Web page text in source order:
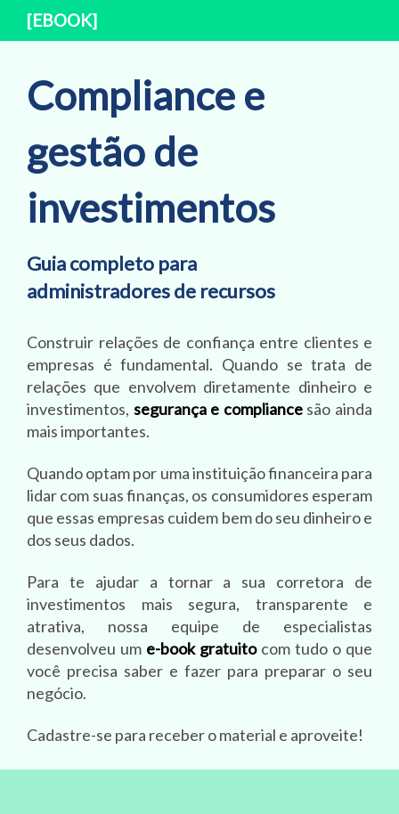
[EBOOK]
Compliance e
gestão de
investimentos
Guia completo para
administradores de recursos
Construir relações de confiança entre clientes e
empresas é fundamental. Quando se trata de
relações que envolvem diretamente dinheiro e
investimentos, segurança e compliance são ainda
mais importantes.
Quando optam por uma instituição financeira para
lidar com suas finanças, os consumidores esperam
que essas empresas cuidem bem do seu dinheiro e
dos seus dados.
Para te ajudar a tornar a sua corretora de
investimentos mais segura, transparente e
atrativa, nossa equipe de especialistas
desenvolveu um e-book gratuitocom tudo o que
você precisa saber e fazer para preparar o seu
negócio.
Cadastre-se para receber o material e aproveite!